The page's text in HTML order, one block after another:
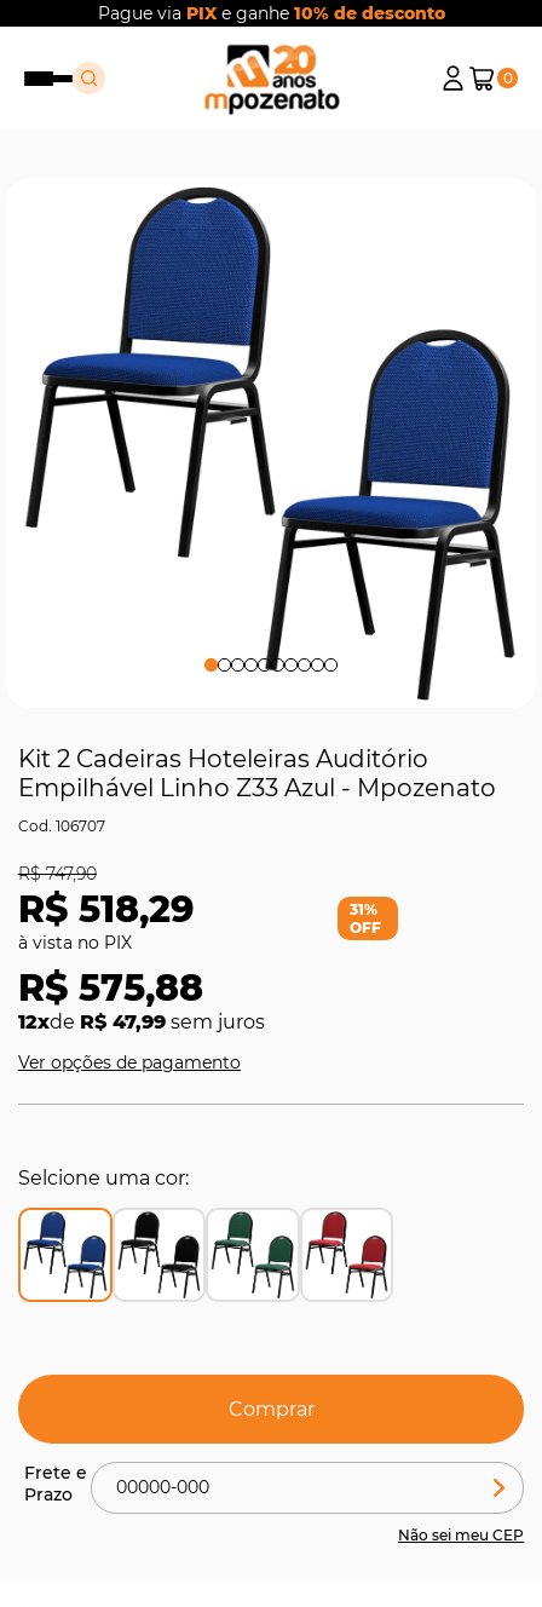
Pague via PIXe ganhe 10% de desconto
0
Kit 2 Cadeiras Hoteleiras Auditório
Empilhável Linho Z33 Azul - Mpozenato
106707
R$ 518,29
R$ 747,90
R$ 575,88
12xde R$ 47,99 sem juros
31%
OFF
Ver opções de pagamento
Selcione uma cor
Comprar
Não sei meu CEP